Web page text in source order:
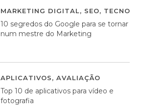
MARKETING DIGITAL, SEO, TECNOLOGIA
10 segredos do Google para se tornar
num mestre do Marketing
APLICATIVOS, AVALIAÇÃO
Top 10 de aplicativos para vídeo e
fotografia